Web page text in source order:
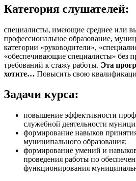
Категория слушателей:
специалисты, имеющие среднее или
профессиональное образование,
категории «руководители»,
«обеспечивающие специалисты» без
требований к стажу работы. Эта
хотите… Повысить свою
Задачи курса:
повышение эффективности
служебной деятельности
формирование навыков
муниципального образования;
формирование умений и
проведения работы по
функционирования